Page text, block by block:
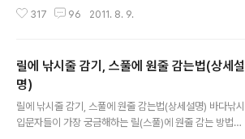
부력이 표시되어 있습니다. 그런데 표기가 안되어 있는 제
비싼 찌에 비해 여러모로 스팩이 딸리는게 사실입니다. 그
렇다고 개당 2~3만원이나 하는 고급 찌를 사용하기는 우
리같은 서민들은 쉽지 않지요. 그래서 오늘 이 시간은 개당
만원 이하의 찌를 가지고 고급 찌 못지 않는 기능을 발휘 할
수 있도록 찌 부력을 맞춰서 여부력을 표기하는 방법에 대
317 96 2011. 8. 9.
릴에 낚시줄 감기, 스풀에 원줄 감는법(상세설
명)
릴에 낚시줄 감기, 스풀에 원줄 감는법(상세설명) 바다낚시
입문자들이 가장 궁금해하는 릴(스풀)에 원줄 감는 방법에